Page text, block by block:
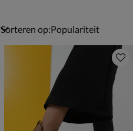
Sorteren op: